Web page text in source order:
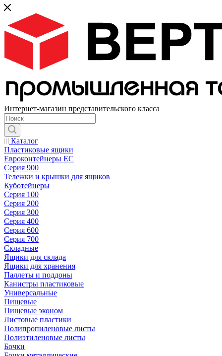
Интернет-магазин представительского класса
Каталог
Пластиковые ящики
Евроконтейнеры ЕС
Серия 900
Тележки и крышки для ящиков
Куботейнеры
Серия 100
Серия 200
Серия 300
Серия 400
Серия 600
Серия 700
Складные
Ящики для склада
Ящики для хранения
Паллеты и поддоны
Канистры пластиковые
Универсальные
Пищевые
Пищевые эконом
Листовые пластики
Полипропиленовые листы
Полиэтиленовые листы
Бочки